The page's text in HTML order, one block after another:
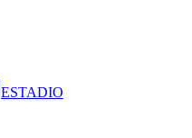
ESTADIO